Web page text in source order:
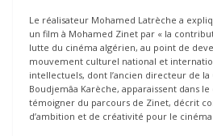
Le réalisateur Mohamed Latrèche a
un film à Mohamed Zinet par « la
lutte du cinéma algérien, au point de
mouvement culturel national et
intellectuels, dont l’ancien directeur de la
Boudjemâa Karèche, apparaissent dans
témoigner du parcours de Zinet, décrit
d’ambition et de créativité pour le cinéma